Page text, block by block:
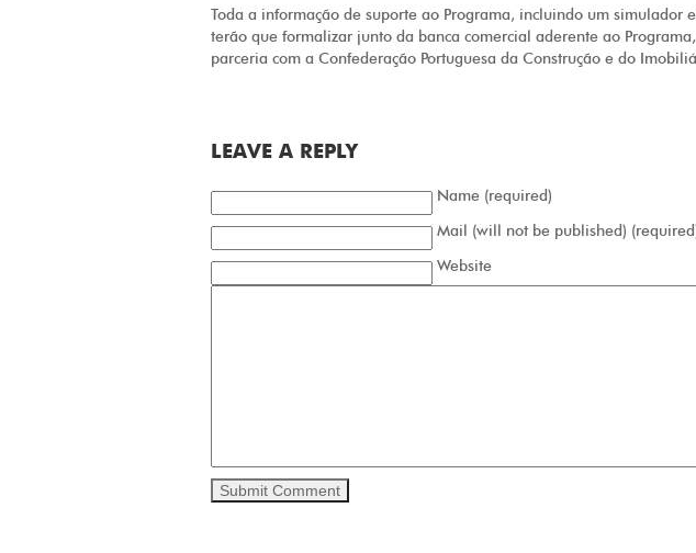
Toda a informação de suporte ao Programa, incluindo um
terão que formalizar junto da banca comercial aderente ao
parceria com a Confederação Portuguesa da Construção e do
LEAVE A REPLY
Name (required)
Mail (will not be published)
Website